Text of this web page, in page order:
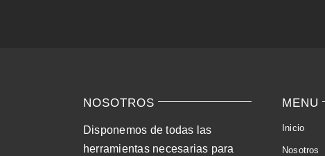
NOSOTROS
Disponemos de todas las
herramientas necesarias para
MENU
Inicio
Nosotros